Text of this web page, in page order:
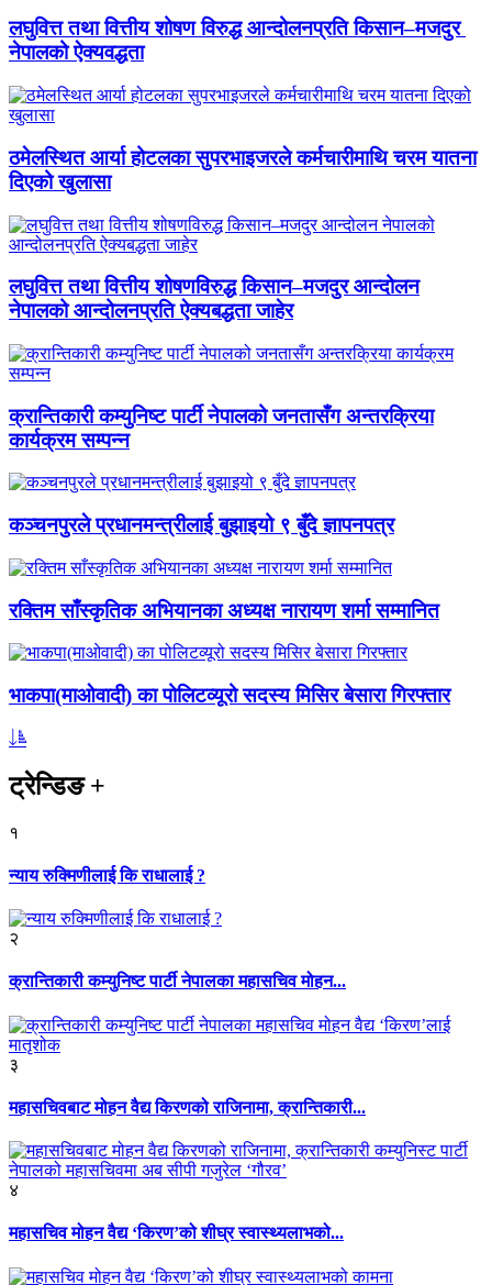
लघुवित्त तथा वित्तीय शोषण विरुद्ध आन्दोलनप्रति किसान–मजदुर
नेपालको ऐक्यवद्धता
ठमेलस्थित आर्या होटलका सुपरभाइजरले कर्मचारीमाथि चरम यातना
दिएको खुलासा
लघुवित्त तथा वित्तीय शोषणविरुद्ध किसान–मजदुर आन्दोलन
नेपालको आन्दोलनप्रति ऐक्यबद्धता जाहेर
क्रान्तिकारी कम्युनिष्ट पार्टी नेपालको जनतासँग अन्तरक्रिया
कार्यक्रम सम्पन्न
कञ्चनपुरले प्रधानमन्त्रीलाई बुझाइयो ९ बुँदे ज्ञापनपत्र
रक्तिम साँस्कृतिक अभियानका अध्यक्ष नारायण शर्मा सम्मानित
भाकपा(माओवादी) का पोलिटव्यूरो सदस्य मिसिर बेसारा गिरफ्तार
ट्रेन्डिङ+
१
न्याय रुक्मिणीलाई कि राधालाई ?
२
क्रान्तिकारी कम्युनिष्ट पार्टी नेपालका महासचिव मोहन...
३
महासचिवबाट मोहन वैद्य किरणको राजिनामा, क्रान्तिकारी...
४
महासचिव मोहन वैद्य ‘किरण’को शीघ्र स्वास्थ्यलाभको...